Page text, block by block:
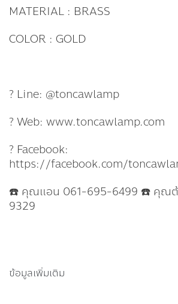
MATERIAL : BRASS
COLOR : GOLD
? Line: @toncawlamp
? Web: www.toncawlamp.com
? Facebook:
https://facebook.com/
☎️ คุณแอน 061-695-6499 ☎️ คุณ
9329
ข้อมูลเพิ่มเติม